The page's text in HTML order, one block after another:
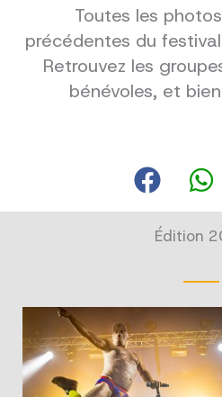
Toutes les
précédentes du
Retrouvez les
bénévoles, et
Édition